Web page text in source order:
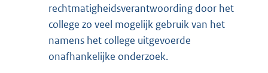
rechtmatigheidsverantwoording door het
college zo veel mogelijk gebruik van het
namens het college uitgevoerde
onafhankelijke onderzoek.